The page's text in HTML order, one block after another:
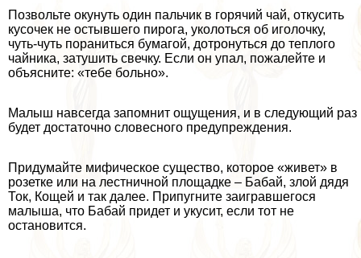
Позвольте окунуть один пальчик в горячий чай, откусить
кусочек не остывшего пирога, уколоться об иголочку,
чуть-чуть пораниться бумагой, дотронуться до теплого
чайника, затушить свечку. Если он упал, пожалейте и
объясните: «тебе больно».
Малыш навсегда запомнит ощущения, и в следующий раз
будет достаточно словесного предупреждения.
Придумайте мифическое существо, которое «живет» в
розетке или на лестничной площадке – Бабай, злой дядя
Ток, Кощей и так далее. Припугните заигравшегося
малыша, что Бабай придет и укусит, если тот не
остановится.